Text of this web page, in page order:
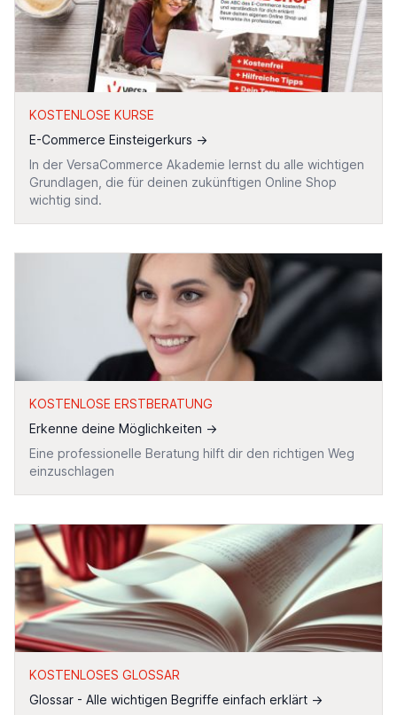
KOSTENLOSE KURSE
E-Commerce Einsteigerkurs →
In der VersaCommerce Akademie lernst du alle wichtigen
Grundlagen, die für deinen zukünftigen Online Shop
wichtig sind.
KOSTENLOSE ERSTBERATUNG
Erkenne deine Möglichkeiten →
Eine professionelle Beratung hilft dir den richtigen Weg
einzuschlagen
KOSTENLOSES GLOSSAR
Glossar - Alle wichtigen Begriffe einfach erklärt →